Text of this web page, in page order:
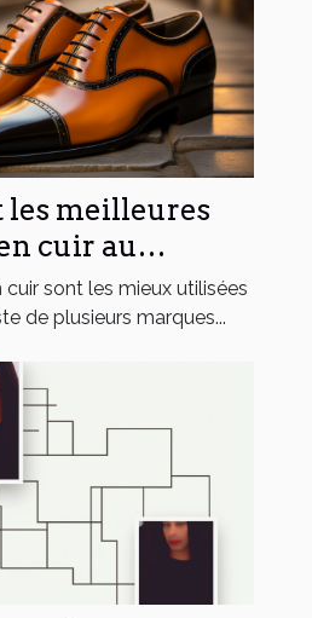
les meilleures
cuir au
cuir sont les mieux utilisées
de plusieurs marques...